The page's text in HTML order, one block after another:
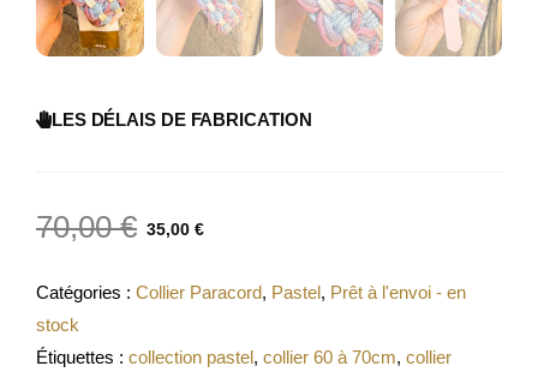
LES DÉLAIS DE FABRICATION
70,00€ 35,00 €
Catégories : Collier Paracord, Pastel, Prêt à l'envoi - en
stock
Étiquettes : collection pastel, collier 60 à 70cm, collier